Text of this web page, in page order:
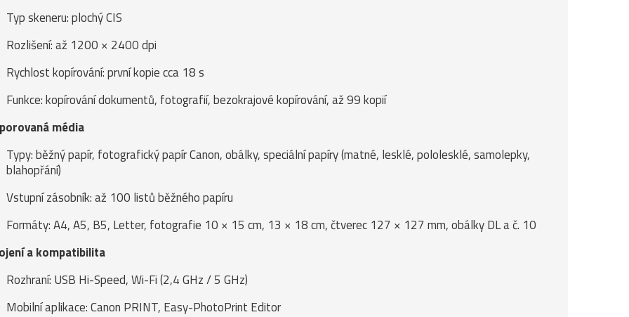
Typ skeneru: plochý CIS
Rozlišení: až 1200 × 2400 dpi
Rychlost kopírování: první kopie cca 18 s
Funkce: kopírování dokumentů, fotografií, bezokrajové kopírování, až 99 kopií
média
Typy: běžný papír, fotografický papír Canon, obálky, speciální papíry (matné, lesklé, pololesklé, samolepky,
blahopřání)
Vstupní zásobník: až 100 listů běžného papíru
Formáty: A4, A5, B5, Letter, fotografie 10 × 15 cm, 13 × 18 cm, čtverec 127 × 127 mm, obálky DL a č. 10
a kompatibilita
Rozhraní: USB Hi-Speed, Wi-Fi (2,4 GHz / 5 GHz)
Mobilní aplikace: Canon PRINT, Easy-PhotoPrint Editor